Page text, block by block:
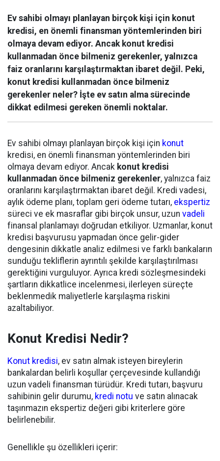
Ev sahibi olmayı planlayan birçok kişi için konut
kredisi, en önemli finansman yöntemlerinden biri
olmaya devam ediyor. Ancak konut kredisi
kullanmadan önce bilmeniz gerekenler, yalnızca
faiz oranlarını karşılaştırmaktan ibaret değil. Peki,
konut kredisi kullanmadan önce bilmeniz
gerekenler neler? İşte ev satın alma sürecinde
dikkat edilmesi gereken önemli noktalar.
Ev sahibi olmayı planlayan birçok kişi için konut
kredisi, en önemli finansman yöntemlerinden biri
olmaya devam ediyor. Ancak konut kredisi
kullanmadan önce bilmeniz gerekenler, yalnızca faiz
oranlarını karşılaştırmaktan ibaret değil. Kredi vadesi,
aylık ödeme planı, toplam geri ödeme tutarı, ekspertiz
süreci ve ek masraflar gibi birçok unsur, uzun vadeli
finansal planlamayı doğrudan etkiliyor. Uzmanlar, konut
kredisi başvurusu yapmadan önce gelir-gider
dengesinin dikkatle analiz edilmesi ve farklı bankaların
sunduğu tekliflerin ayrıntılı şekilde karşılaştırılması
gerektiğini vurguluyor. Ayrıca kredi sözleşmesindeki
şartların dikkatlice incelenmesi, ilerleyen süreçte
beklenmedik maliyetlerle karşılaşma riskini
azaltabiliyor.
Konut Kredisi Nedir?
Konut kredisi, ev satın almak isteyen bireylerin
bankalardan belirli koşullar çerçevesinde kullandığı
uzun vadeli finansman türüdür. Kredi tutarı, başvuru
sahibinin gelir durumu, kredi notu ve satın alınacak
taşınmazın ekspertiz değeri gibi kriterlere göre
belirlenebilir.
Genellikle şu özellikleri içerir: